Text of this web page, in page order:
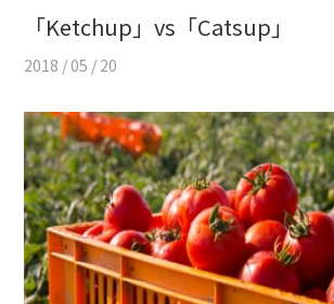
「Ketchup」vs「Catsup」
2018 / 05 / 20